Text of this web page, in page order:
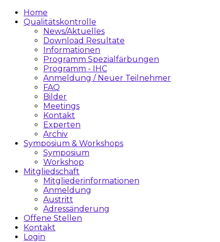
Home
Qualitätskontrolle
News/Aktuelles
Download Resultate
Informationen
Programm Spezialfärbungen
Programm - IHC
Anmeldung / Neuer Teilnehmer
FAQ
Bilder
Meetings
Kontakt
Experten
Archiv
Symposium & Workshops
Symposium
Workshop
Mitgliedschaft
Mitgliederinformationen
Anmeldung
Austritt
Adressänderung
Offene Stellen
Kontakt
Login